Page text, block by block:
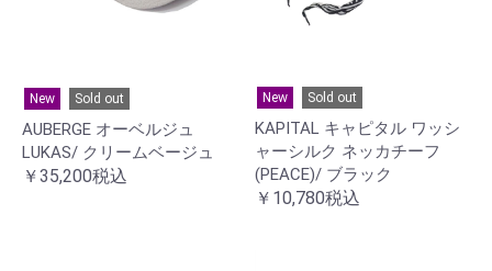
New Sold out
AUBERGE オーベルジュ
LUKAS/ クリームベージュ
￥35,200税込
New Sold out
KAPITAL キャピタル ワッシ
ャーシルク ネッカチーフ
(PEACE)/ ブラック
￥10,780税込